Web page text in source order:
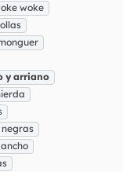
woke
y arriano